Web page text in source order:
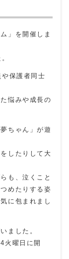
」を開催しま
保護者同士
悩みや成長の
ちゃん」が遊
したりして大
も、泣くこと
めたりする姿
に包まれまし
ました。
火曜日に開